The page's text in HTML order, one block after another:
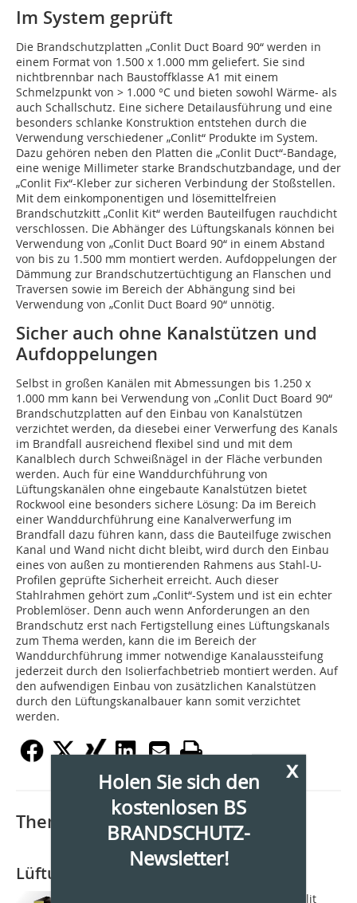
Im System geprüft
Die Brandschutzplatten „Conlit Duct Board 90“ werden in
einem Format von 1.500 x 1.000 mm geliefert. Sie sind
nichtbrennbar nach Baustoffklasse A1 mit einem
Schmelzpunkt von > 1.000 °C und bieten sowohl Wärme- als
auch Schallschutz. Eine sichere Detailausführung und eine
besonders schlanke Konstruktion entstehen durch die
Verwendung verschiedener „Conlit“ Produkte im System.
Dazu gehören neben den Platten die „Conlit Duct“-Bandage,
eine wenige Millimeter starke Brandschutzbandage, und der
„Conlit Fix“-Kleber zur sicheren Verbindung der Stoßstellen.
Mit dem einkomponentigen und lösemittelfreien
Brandschutzkitt „Conlit Kit“ werden Bauteilfugen rauchdicht
verschlossen. Die Abhänger des Lüftungskanals können bei
Verwendung von „Conlit Duct Board 90“ in einem Abstand
von bis zu 1.500 mm montiert werden. Aufdoppelungen der
Dämmung zur Brandschutzertüchtigung an Flanschen und
Traversen sowie im Bereich der Abhängung sind bei
Verwendung von „Conlit Duct Board 90“ unnötig.
Sicher auch ohne Kanalstützen und
Aufdoppelungen
Selbst in großen Kanälen mit Abmessungen bis 1.250 x
1.000 mm kann bei Verwendung von „Conlit Duct Board 90“
Brandschutzplatten auf den Einbau von Kanalstützen
verzichtet werden, da diesebei einer Verwerfung des Kanals
im Brandfall ausreichend flexibel sind und mit dem
Kanalblech durch Schweißnägel in der Fläche verbunden
werden. Auch für eine Wanddurchführung von
Lüftungskanälen ohne eingebaute Kanalstützen bietet
Rockwool eine besonders sichere Lösung: Da im Bereich
einer Wanddurchführung eine Kanalverwerfung im
Brandfall dazu führen kann, dass die Bauteilfuge zwischen
Kanal und Wand nicht dicht bleibt, wird durch den Einbau
eines von außen zu montierenden Rahmens aus Stahl-U-
Profilen geprüfte Sicherheit erreicht. Auch dieser
Stahlrahmen gehört zum „Conlit“-System und ist ein echter
Problemlöser. Denn auch wenn Anforderungen an den
Brandschutz erst nach Fertigstellung eines Lüftungskanals
zum Thema werden, kann die im Bereich der
Wanddurchführung immer notwendige Kanalaussteifung
jederzeit durch den Isolierfachbetrieb montiert werden. Auf
den aufwendigen Einbau von zusätzlichen Kanalstützen
durch den Lüftungskanalbauer kann somit verzichtet
werden.
x
Holen Sie sich den
kostenlosen BS
BRANDSCHUTZ-
Newsletter!
Thematisch passende Artikel:
Lüftungskanäle isolieren
Mit den neuen Steinwolle-Platten Conlit